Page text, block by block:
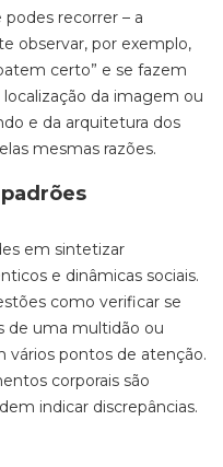
recorrer – a
observar, por exemplo,
certo” e se fazem
da imagem ou
e da arquitetura dos
mesmas razões.
em sintetizar
e dinâmicas sociais.
como verificar se
de uma multidão ou
vários pontos de atenção.
corporais são
indicar discrepâncias.